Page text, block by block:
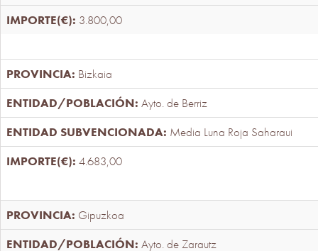
3.800,00
Bizkaia
Ayto. de Berriz
Media Luna Roja Saharaui
4.683,00
Gipuzkoa
Ayto. de Zarautz